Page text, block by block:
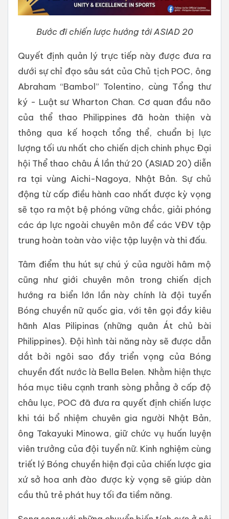
Bước đi chiến lược hướng tới ASIAD 20
Quyết định quản lý trực tiếp này được đưa ra
dưới sự chỉ đạo sâu sát của Chủ tịch POC, ông
Abraham “Bambol” Tolentino, cùng Tổng thư
ký - Luật sư Wharton Chan. Cơ quan đầu não
của thể thao Philippines đã hoàn thiện và
thông qua kế hoạch tổng thể, chuẩn bị lực
lượng tối ưu nhất cho chiến dịch chinh phục Đại
hội Thể thao châu Á lần thứ 20 (ASIAD 20) diễn
ra tại vùng Aichi-Nagoya, Nhật Bản. Sự chủ
động từ cấp điều hành cao nhất được kỳ vọng
sẽ tạo ra một bệ phóng vững chắc, giải phóng
các áp lực ngoài chuyên môn để các VĐV tập
trung hoàn toàn vào việc tập luyện và thi đấu.
Tâm điểm thu hút sự chú ý của người hâm mộ
cũng như giới chuyên môn trong chiến dịch
hướng ra biển lớn lần này chính là đội tuyển
Bóng chuyền nữ quốc gia, với tên gọi đầy kiêu
hãnh Alas Pilipinas (những quân Át chủ bài
Philippines). Đội hình tài năng này sẽ được dẫn
dắt bởi ngôi sao đầy triển vọng của Bóng
chuyền đất nước là Bella Belen. Nhằm hiện thực
hóa mục tiêu cạnh tranh sòng phẳng ở cấp độ
châu lục, POC đã đưa ra quyết định chiến lược
khi tái bổ nhiệm chuyên gia người Nhật Bản,
ông Takayuki Minowa, giữ chức vụ huấn luyện
viên trưởng của đội tuyển nữ. Kinh nghiệm cùng
triết lý Bóng chuyền hiện đại của chiến lược gia
xứ sở hoa anh đào được kỳ vọng sẽ giúp dàn
cầu thủ trẻ phát huy tối đa tiềm năng.